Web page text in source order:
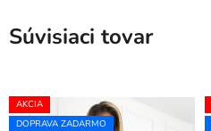
Súvisiaci tovar
AKCIA
DOPRAVA ZADARMO